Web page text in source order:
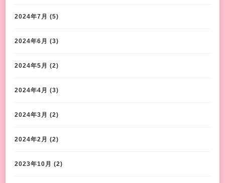
2024年7月 (5)
2024年6月 (3)
2024年5月 (2)
2024年4月 (3)
2024年3月 (2)
2024年2月 (2)
2023年10月 (2)